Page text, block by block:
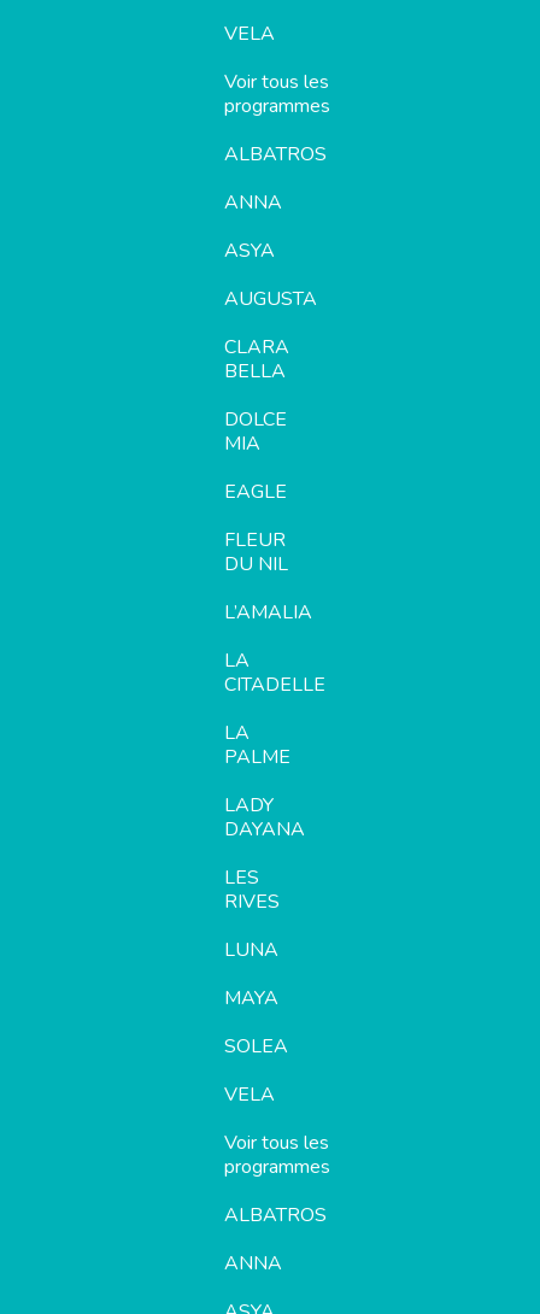
VELA
Voir tous les
programmes
ALBATROS
ANNA
ASYA
AUGUSTA
CLARA
BELLA
DOLCE
MIA
EAGLE
FLEUR
DU NIL
L’AMALIA
LA
CITADELLE
LA
PALME
LADY
DAYANA
LES
RIVES
LUNA
MAYA
SOLEA
VELA
Voir tous les
programmes
ALBATROS
ANNA